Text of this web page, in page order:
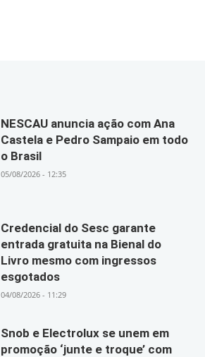
NESCAU anuncia ação com Ana
Castela e Pedro Sampaio em todo
o Brasil
05/08/2026 - 12:35
Credencial do Sesc garante
entrada gratuita na Bienal do
Livro mesmo com ingressos
esgotados
04/08/2026 - 11:29
Snob e Electrolux se unem em
promoção ‘junte e troque’ com